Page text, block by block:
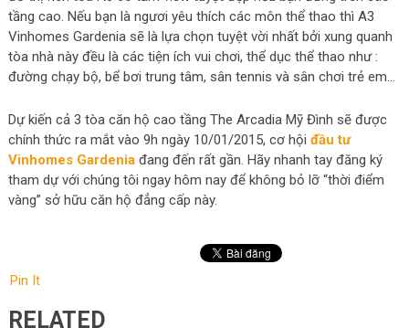
tầng cao. Nếu bạn là ngươi yêu thích các môn thể thao thì A3
Vinhomes Gardenia sẽ là lựa chọn tuyệt vời nhất bởi xung quanh
tòa nhà này đều là các tiện ích vui chơi, thể dục thể thao như :
đường chạy bộ, bể bơi trung tâm, sân tennis và sân chơi trẻ em…
Dự kiến cả 3 tòa căn hộ cao tầng The Arcadia Mỹ Đình sẽ được
chính thức ra mắt vào 9h ngày 10/01/2015, cơ hội đầu tư
Vinhomes Gardeniađang đến rất gần. Hãy nhanh tay đăng ký
tham dự với chúng tôi ngay hôm nay để không bỏ lỡ “thời điểm
vàng” sở hữu căn hộ đẳng cấp này.
Pin It
RELATED